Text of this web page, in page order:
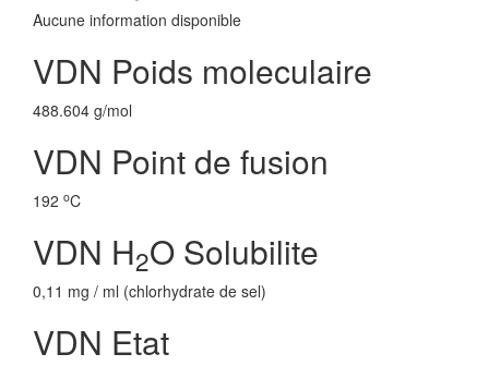
Aucune information disponible
VDN Poids moleculaire
488.604 g/mol
VDN Point de fusion
192 oC
VDN H2O Solubilite
0,11 mg / ml (chlorhydrate de sel)
VDN Etat